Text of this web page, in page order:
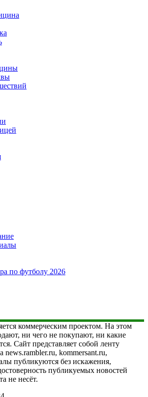
по футболу 2026
коммерческим проектом. На этом
ни чего не покупают, ни какие
Сайт представляет собой ленту
news.rambler.ru, kommersant.ru,
публикуются без искажения,
публикуемых новостей
не несёт.